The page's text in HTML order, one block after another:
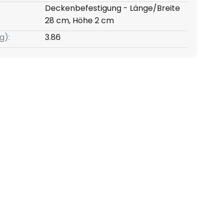
Deckenbefestigung - Länge/Breite
28 cm, Höhe 2 cm
3.86